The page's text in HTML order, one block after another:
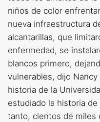
niños de color
nueva infraestructura
alcantarillas, que
enfermedad, se
blancos primero,
vulnerables, dijo
historia de la
estudiado la historia
tanto, cientos de miles